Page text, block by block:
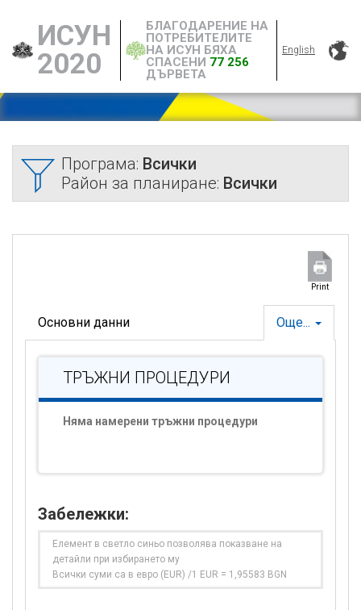
ИСУН
2020
БЛАГОДАРЕНИЕ НА
ПОТРЕБИТЕЛИТЕ
НА ИСУН БЯХА
СПАСЕНИ 77 256
ДЪРВЕТА
English
Програма: Всички
Район за планиране: Всички
Print
Още...
Основни данни
ТРЪЖНИ ПРОЦЕДУРИ
Няма намерени тръжни процедури
Забележки:
Елемент в светло синьо позволява показване на
детайли при избирането му
Всички суми са в евро (EUR) /1 EUR = 1,95583 BGN